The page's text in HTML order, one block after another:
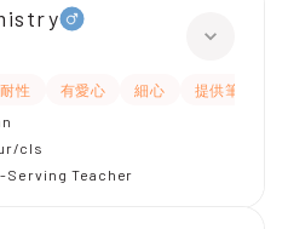
性 有愛心 細心 提供筆記
cls
Teacher